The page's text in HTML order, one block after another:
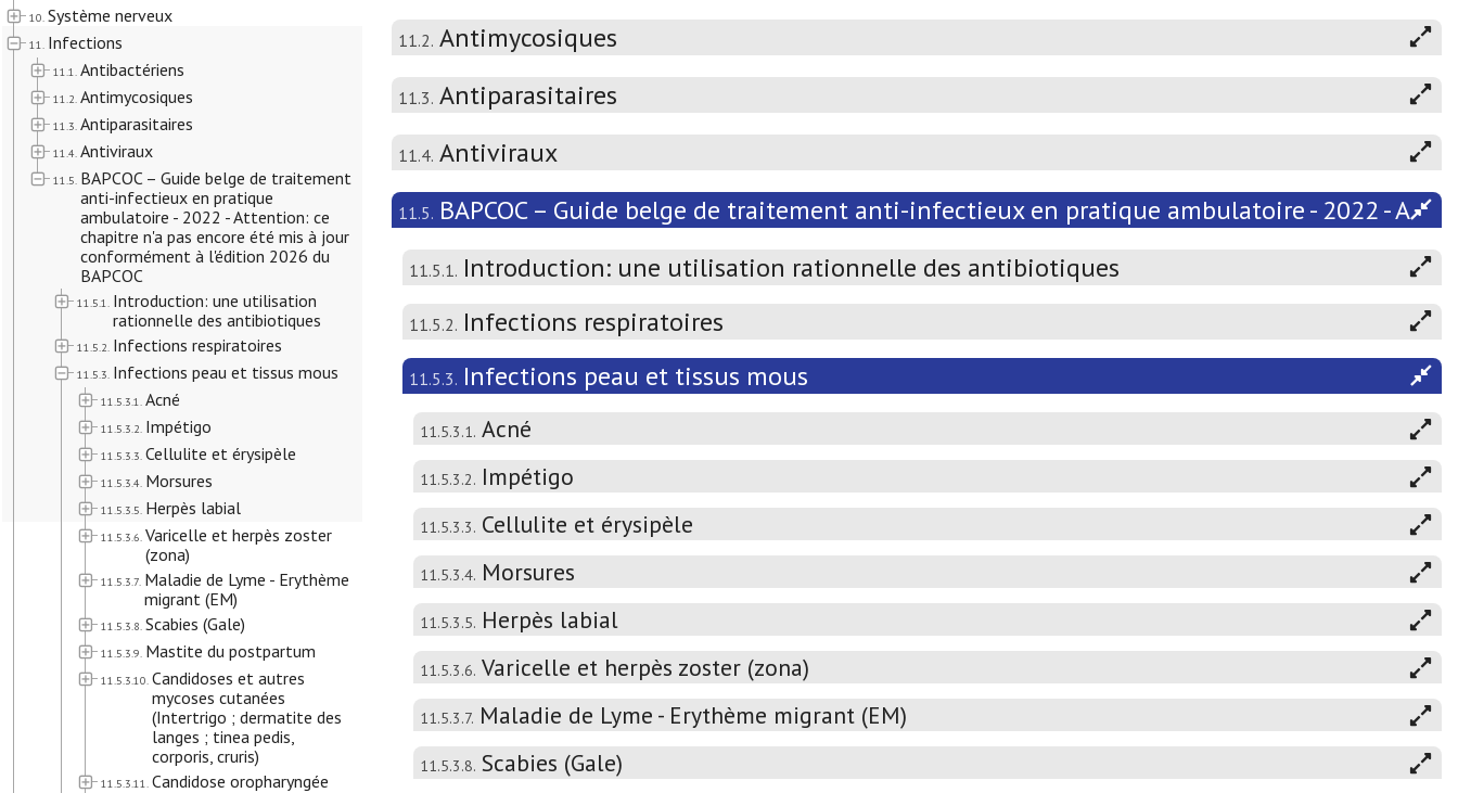
10. Système nerveux
11. Infections
11.1. Antibactériens
11.2. Antimycosiques
11.3. Antiparasitaires
11.4. Antiviraux
11.5. BAPCOC – Guide belge de traitement
anti-infectieux en pratique
ambulatoire - 2022 - Attention: ce
chapitre n'a pas encore été mis à jour
conformément à l'édition 2026 du
BAPCOC
11.5.1. Introduction: une utilisation
rationnelle des antibiotiques
11.5.2. Infections respiratoires
11.5.3. Infections peau et tissus mous
11.5.3.1. Acné
11.5.3.2. Impétigo
11.5.3.3. Cellulite et érysipèle
11.5.3.4. Morsures
11.5.3.5. Herpès labial
11.5.3.6. Varicelle et herpès zoster
(zona)
11.5.3.7. Maladie de Lyme - Erythème
migrant (EM)
11.5.3.8. Scabies (Gale)
11.5.3.9. Mastite du postpartum
11.5.3.10. Candidoses et autres
mycoses cutanées
(Intertrigo ; dermatite des
langes ; tinea pedis,
corporis, cruris)
11.5.3.11. Candidose oropharyngée
11.2. Antimycosiques
11.3. Antiparasitaires
11.4. Antiviraux
11.5. BAPCOC – Guide belge de traitement anti-infectieux en pratique ambulatoire - 2022 -
11.5.1. Introduction: une utilisation rationnelle des antibiotiques
11.5.2. Infections respiratoires
11.5.3. Infections peau et tissus mous
11.5.3.1. Acné
11.5.3.2. Impétigo
11.5.3.3. Cellulite et érysipèle
11.5.3.4. Morsures
11.5.3.5. Herpès labial
11.5.3.6. Varicelle et herpès zoster (zona)
11.5.3.7. Maladie de Lyme - Erythème migrant (EM)
11.5.3.8. Scabies (Gale)